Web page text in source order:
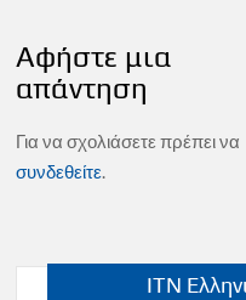
Αφήστε μια
απάντηση
Για να σχολιάσετε πρέπει να
συνδεθείτε.
ITN